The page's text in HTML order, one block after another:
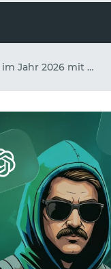
Wie kann man im Jahr 2026 mit neuronalen Netzen Geld verdienen? Die 10 besten Wege, mit KI Geld zu verdienen.